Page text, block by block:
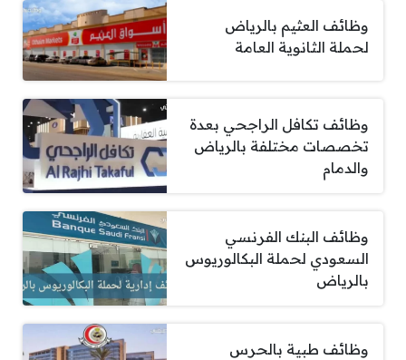
وظائف العثيم بالرياض
لحملة الثانوية العامة
وظائف تكافل الراجحي بعدة
تخصصات مختلفة بالرياض
والدمام
وظائف البنك الفرنسي
السعودي لحملة البكالوريوس
بالرياض
وظائف طبية بالحرس